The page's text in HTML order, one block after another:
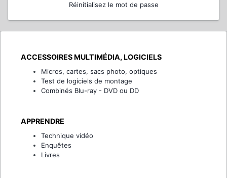
Réinitialisez le mot de passe
ACCESSOIRES MULTIMÉDIA, LOGICIELS
Micros, cartes, sacs photo, optiques
Test de logiciels de montage
Combinés Blu-ray - DVD ou DD
APPRENDRE
Technique vidéo
Enquêtes
Livres